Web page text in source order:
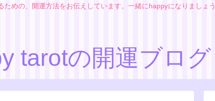
ための、開運方法をお伝えしています。一緒にhappyになりましょう
tarotの開運ブログ